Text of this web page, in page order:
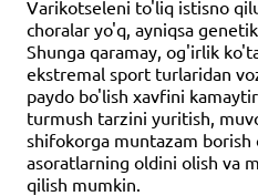
Varikotseleni to'liq istisno
choralar yo'q, ayniqsa
Shunga qaramay, og'irlik
ekstremal sport turlaridan
paydo bo'lish xavfini
turmush tarzini yuritish,
shifokorga muntazam
asoratlarning oldini olish va
qilish mumkin.